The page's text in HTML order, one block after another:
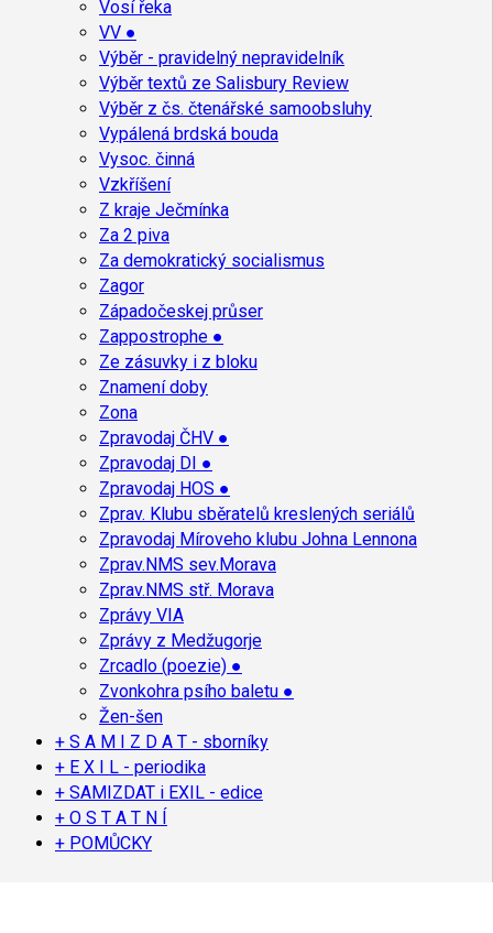
Vosí řeka
VV ●
Výběr - pravidelný nepravidelník
Výběr textů ze Salisbury Review
Výběr z čs. čtenářské samoobsluhy
Vypálená brdská bouda
Vysoc. činná
Vzkříšení
Z kraje Ječmínka
Za 2 piva
Za demokratický socialismus
Zagor
Západočeskej průser
Zappostrophe ●
Ze zásuvky i z bloku
Znamení doby
Zona
Zpravodaj ČHV ●
Zpravodaj DI ●
Zpravodaj HOS ●
Zprav. Klubu sběratelů kreslených seriálů
Zpravodaj Míroveho klubu Johna Lennona
Zprav.NMS sev.Morava
Zprav.NMS stř. Morava
Zprávy VIA
Zprávy z Medžugorje
Zrcadlo (poezie) ●
Zvonkohra psího baletu ●
Žen-šen
+ S A M I Z D A T - sborníky
+ E X I L - periodika
+ SAMIZDAT i EXIL - edice
+ O S T A T N Í
+ POMŮCKY